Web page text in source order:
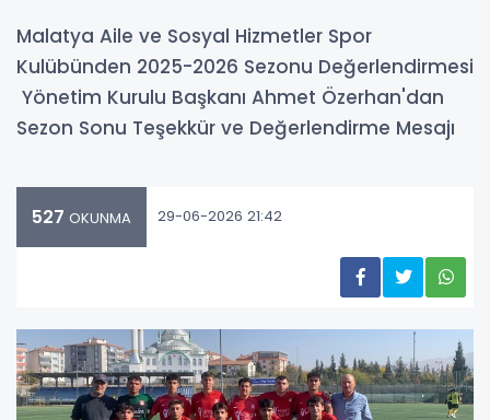
Malatya Aile ve Sosyal Hizmetler Spor
Kulübünden 2025-2026 Sezonu Değerlendirmesi
Yönetim Kurulu Başkanı Ahmet Özerhan'dan
Sezon Sonu Teşekkür ve Değerlendirme Mesajı
527 OKUNMA 29-06-2026 21:42